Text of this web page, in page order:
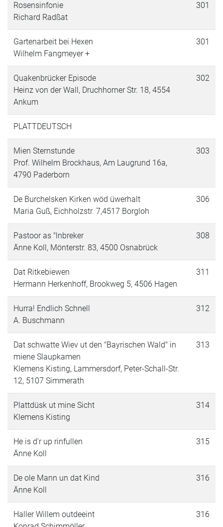
Rosensinfonie
Richard Radßat
301
Gartenarbeit bei Hexen
Wilhelm Fangmeyer +
301
Quakenbrücker Episode
Heinz von der Wall, Druchhorner Str. 18, 4554
Ankum
302
PLATTDEUTSCH
Mien Sternstunde
Prof. Wilhelm Brockhaus, Am Laugrund 16a,
4790 Paderborn
303
De Burchelsken Kirken wöd üwerhalt
Maria Guß, Eichholzstr. 7,4517 Borgloh
306
Pastoor as "lnbreker
Änne Koll, Mönterstr. 83, 4500 Osnabrück
308
Dat Ritkebiewen
Hermann Herkenhoff, Brookweg 5, 4506 Hagen
311
Hurra! Endlich Schnell
A. Buschmann
312
Dat schwatte Wiev ut den "Bayrischen Wald" in
miene Slaupkamen
Klemens Kisting, Lammersdorf, Peter-Schall-Str.
12, 5107 Simmerath
313
Plattdüsk ut mine Sicht
Klemens Kisting
314
He is d'r up rinfullen
Änne Koll
315
De ole Mann un dat Kind
Änne Koll
316
Haller Willem outdeeint
316